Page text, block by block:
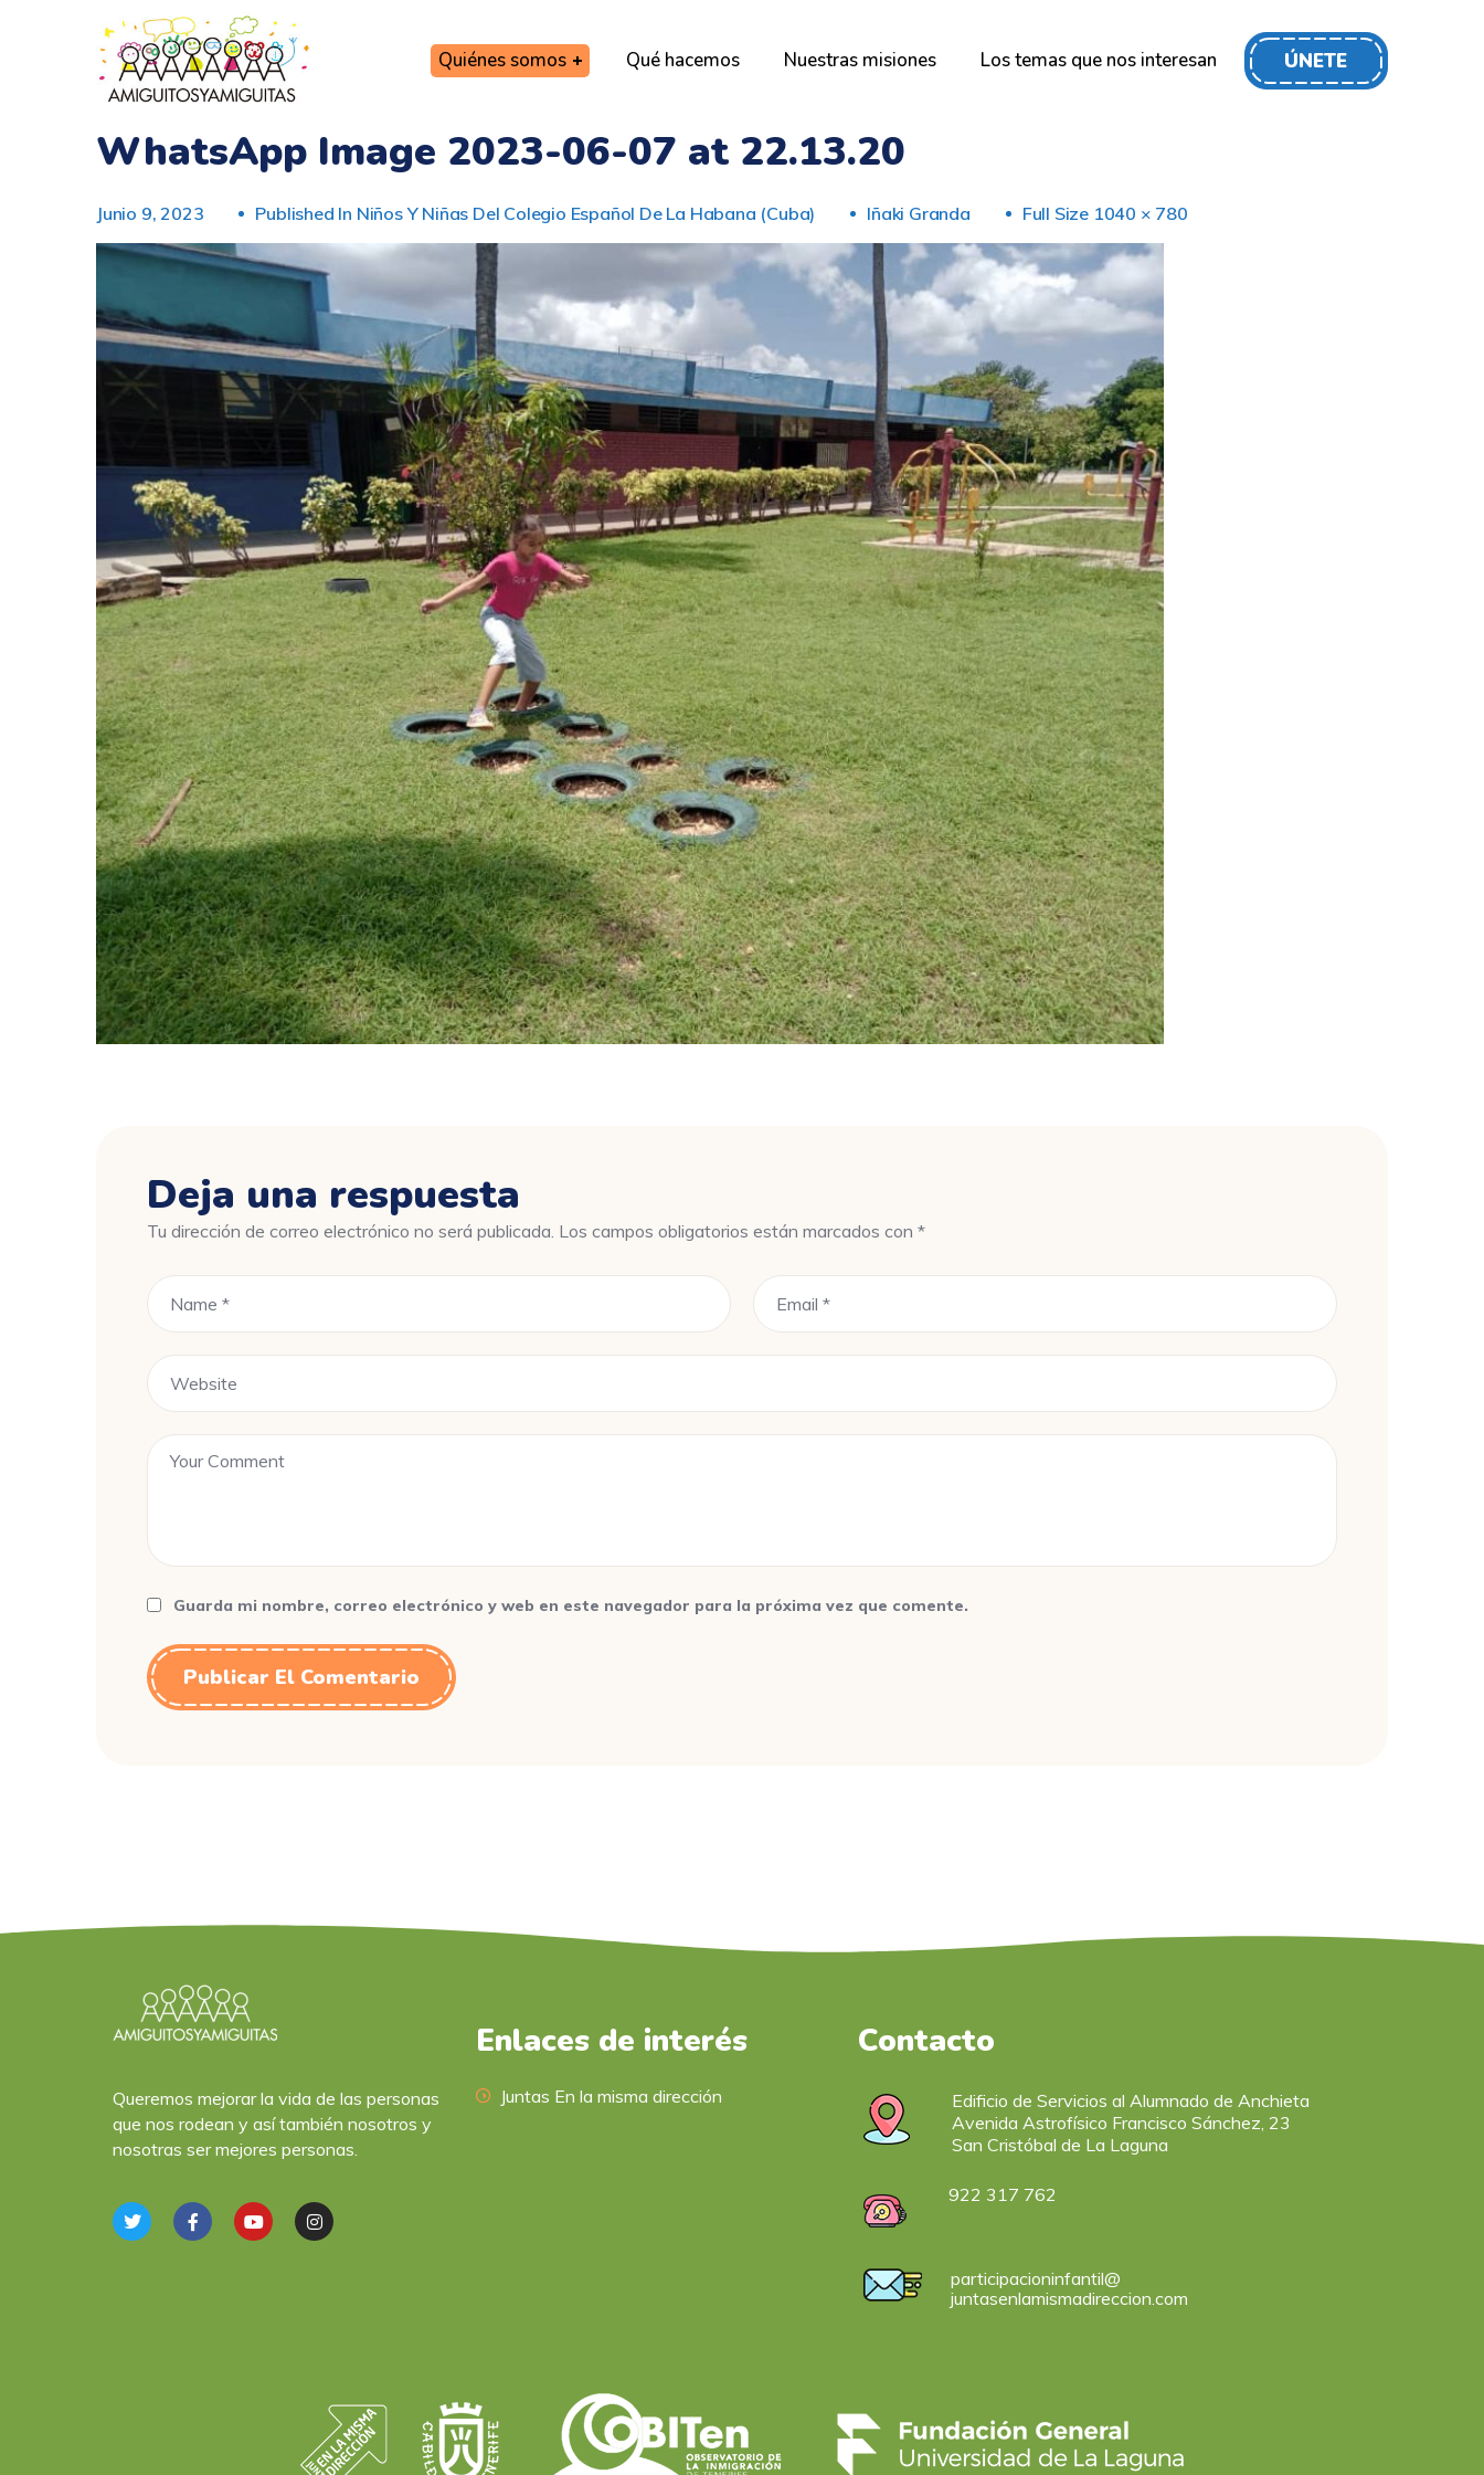
Quiénes somos Qué hacemos Nuestras misiones Los temas que nos interesan ÚNETE
WhatsApp Image 2023-06-07 at 22.13.20
Junio 9, 2023 Published In Niños Y Niñas Del Colegio Español De La Habana (Cuba) Iñaki Granda Full Size 1040 × 780
Deja una respuesta
Tu dirección de correo electrónico no será publicada. Los campos obligatorios están marcados con *
Guarda mi nombre, correo electrónico y web en este navegador para la próxima vez que comente.
Queremos mejorar la vida de las personas
que nos rodean y así también nosotros y
nosotras ser mejores personas.
Enlaces de interés
Juntas En la misma dirección
Contacto
Edificio de Servicios al Alumnado de Anchieta
Avenida Astrofísico Francisco Sánchez, 23
San Cristóbal de La Laguna
922 317 762
participacioninfantil@
juntasenlamismadireccion.com